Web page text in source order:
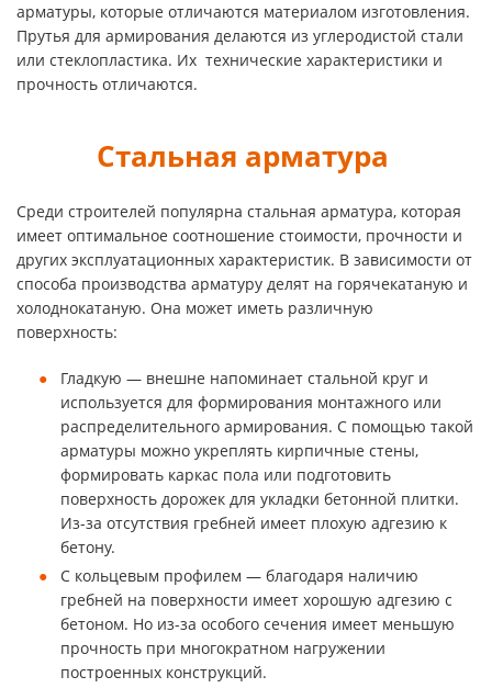
арматуры, которые отличаются материалом изготовления.
Прутья для армирования делаются из углеродистой стали
или стеклопластика. Их технические характеристики и
прочность отличаются.
Стальная арматура
Среди строителей популярна стальная арматура, которая
имеет оптимальное соотношение стоимости, прочности и
других эксплуатационных характеристик. В зависимости от
способа производства арматуру делят на горячекатаную и
холоднокатаную. Она может иметь различную
поверхность:
Гладкую — внешне напоминает стальной круг и
используется для формирования монтажного или
распределительного армирования. С помощью такой
арматуры можно укреплять кирпичные стены,
формировать каркас пола или подготовить
поверхность дорожек для укладки бетонной плитки.
Из-за отсутствия гребней имеет плохую адгезию к
бетону.
С кольцевым профилем — благодаря наличию
гребней на поверхности имеет хорошую адгезию с
бетоном. Но из-за особого сечения имеет меньшую
прочность при многократном нагружении
построенных конструкций.